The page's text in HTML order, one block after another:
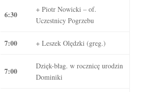
6:30
+ Piotr Nowicki – of.
Uczestnicy Pogrzebu
7:00 + Leszek Olędzki (greg.)
7:00
Dzięk-błag. w rocznicę urodzin
Dominiki